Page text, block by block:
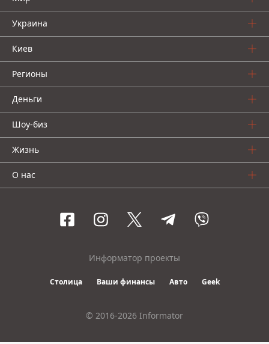
Украина
Киев
Регионы
Деньги
Шоу-биз
Жизнь
О нас
Информатор проекты
Столица Ваши финансы Авто Geek
© 2016-2026 Informator